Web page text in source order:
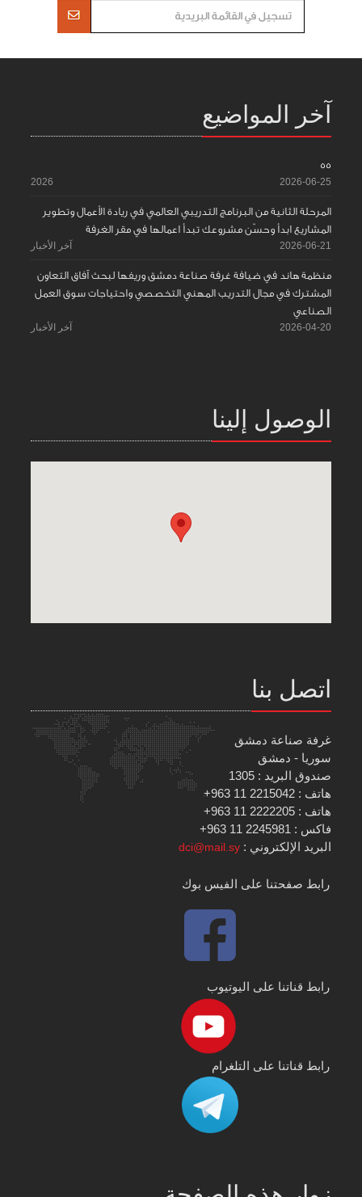
آخر المواضيع
55
2026-06-25
2026
المرحلة الثانية من البرنامج التدريبي العالمي في ريادة الأعمال وتطوير
المشاريع ابدأ وحسّن مشروعك تبدأ اعمالها في مقر الغرفة
2026-06-21 آخر الأخبار
منظمة هاند في ضيافة غرفة صناعة دمشق وريفها لبحث آفاق التعاون
المشترك في مجال التدريب المهني التخصصي واحتياجات سوق العمل
الصناعي
2026-04-20 آخر الأخبار
الوصول إلينا
اتصل بنا
غرفة صناعة دمشق
سوريا - دمشق
صندوق البريد : 1305
هاتف : 2215042 11 963+
هاتف : 2222205 11 963+
فاكس : 2245981 11 963+
البريد الإلكتروني :dci@mail.sy
رابط صفحتنا على الفيس بوك
رابط قناتنا على اليوتيوب
رابط قناتنا على التلغرام